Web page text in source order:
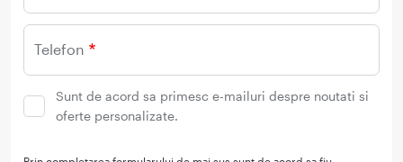
Telefon
Sunt de acord sa primesc e-mailuri despre noutati si
oferte personalizate.